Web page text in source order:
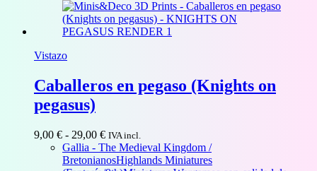
43,00 €
Vistazo
Caballeros en pegaso (Knights on
pegasus)
9,00 € - 29,00 €Rango
de
precios:
IVA incl.
Gallia - The Medieval Kingdom /
BretonianosHighlands Miniatures